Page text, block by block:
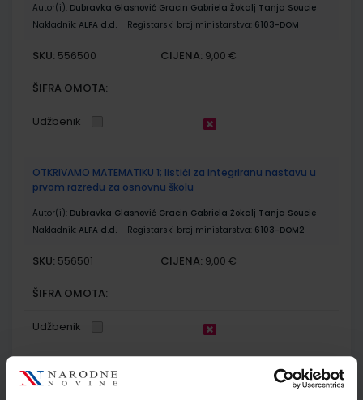
Autor(i): Dubravka Glasnović Gracin Gabriela Žokalj Tanja Soucie
Nakladnik: ALFA d.d. Registarski broj ministarstva: 6103-DOM
SKU: 556500 CIJENA: 9,00 €
ŠIFRA OMOTA:
Udžbenik
OTKRIVAMO MATEMATIKU 1; listići za integriranu nastavu u
prvom razredu za osnovnu školu
Autor(i): Dubravka Glasnović Gracin Gabriela Žokalj Tanja Soucie
Nakladnik: ALFA d.d. Registarski broj ministarstva: 6103-DOM2
SKU: 556501 CIJENA: 9,00 €
ŠIFRA OMOTA:
Udžbenik
E-SVIJET 1; radni udžbenik informatike s dodatnim
digitalnim sadržajima u prvom razredu osnovne škole